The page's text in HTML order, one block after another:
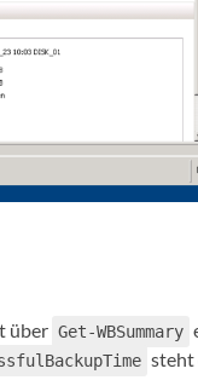
über Get-WBSummary
steht